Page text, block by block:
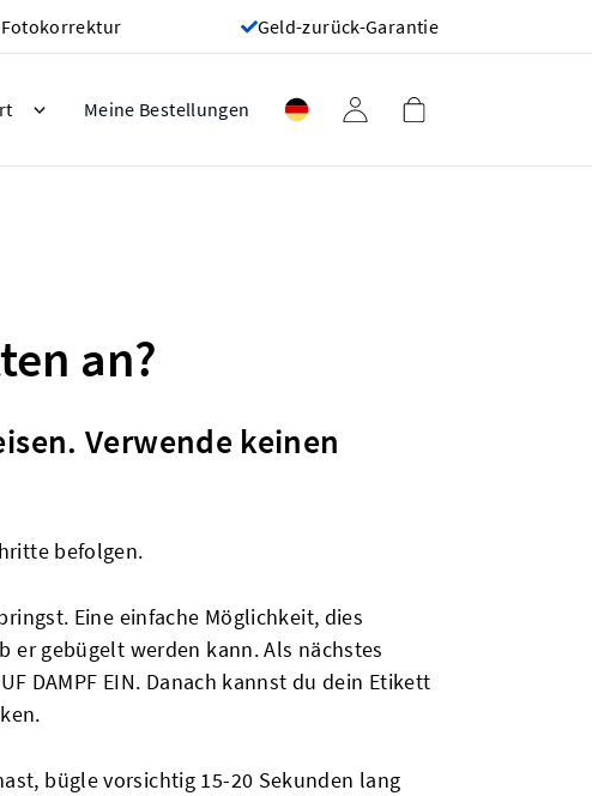
Geld-zurück-Garantie
Meine Bestellungen
an?
Verwende keinen
befolgen.
Eine einfache Möglichkeit, dies
er gebügelt werden kann. Als nächstes
DAMPF EIN. Danach kannst du dein Etikett
bügle vorsichtig 15-20 Sekunden lang